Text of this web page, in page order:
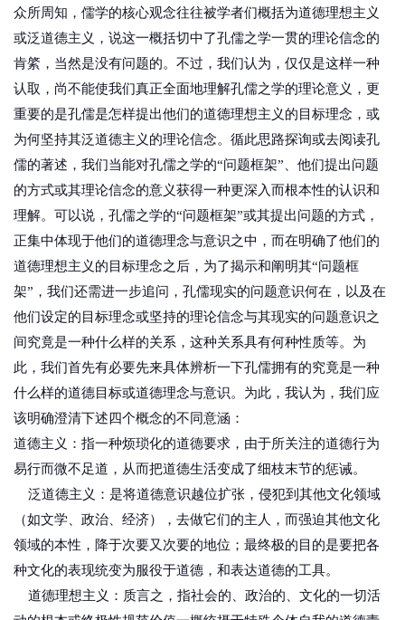
众所周知，儒学的核心观念往往被学者们概括为道德理想主义
或泛道德主义，说这一概括切中了孔儒之学一贯的理论信念的
肯綮，当然是没有问题的。不过，我们认为，仅仅是这样一种
认取，尚不能使我们真正全面地理解孔儒之学的理论意义，更
重要的是孔儒是怎样提出他们的道德理想主义的目标理念，或
为何坚持其泛道德主义的理论信念。循此思路探询或去阅读孔
儒的著述，我们当能对孔儒之学的“问题框架”、他们提出问题
的方式或其理论信念的意义获得一种更深入而根本性的认识和
理解。可以说，孔儒之学的“问题框架”或其提出问题的方式，
正集中体现于他们的道德理念与意识之中，而在明确了他们的
道德理想主义的目标理念之后，为了揭示和阐明其“问题框
架”，我们还需进一步追问，孔儒现实的问题意识何在，以及在
他们设定的目标理念或坚持的理论信念与其现实的问题意识之
间究竟是一种什么样的关系，这种关系具有何种性质等。为
此，我们首先有必要先来具体辨析一下孔儒拥有的究竟是一种
什么样的道德目标或道德理念与意识。为此，我认为，我们应
该明确澄清下述四个概念的不同意涵：
道德主义：指一种烦琐化的道德要求，由于所关注的道德行为
易行而微不足道，从而把道德生活变成了细枝末节的惩诫。
泛道德主义：是将道德意识越位扩张，侵犯到其他文化领域
（如文学、政治、经济），去做它们的主人，而强迫其他文化
领域的本性，降于次要又次要的地位；最终极的目的是要把各
种文化的表现统变为服役于道德，和表达道德的工具。
道德理想主义：质言之，指社会的、政治的、文化的一切活